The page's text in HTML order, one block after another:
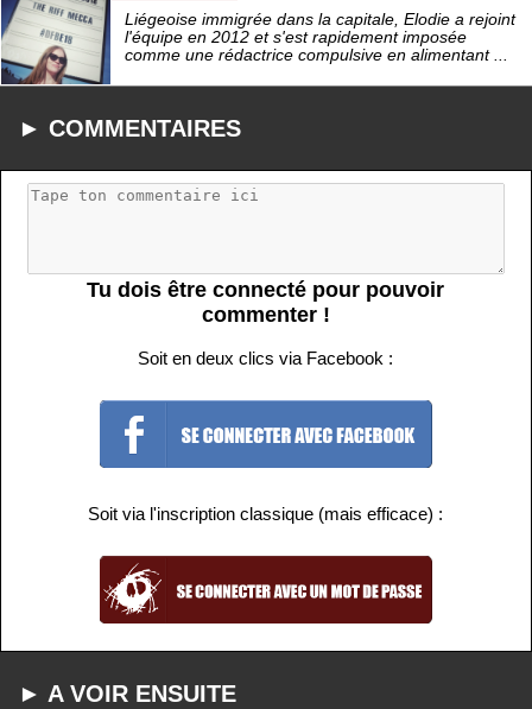
Liégeoise immigrée dans la capitale, Elodie a rejoint
l'équipe en 2012 et s'est rapidement imposée
comme une rédactrice compulsive en alimentant ...
► COMMENTAIRES
Tu dois être connecté pour pouvoir
commenter !
Soit en deux clics via Facebook :
Soit via l'inscription classique (mais efficace) :
► A VOIR ENSUITE